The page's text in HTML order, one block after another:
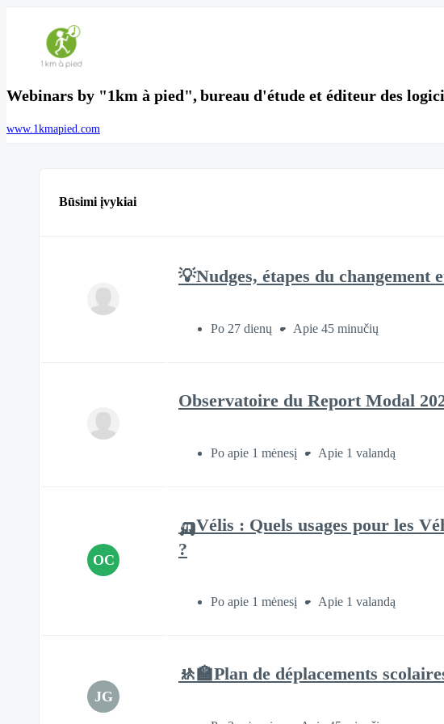
Webinars by "1km à pied", bureau d'étude et éditeur des
www.1kmapied.com
Būsimi įvykiai
💡Nudges, étapes du changement
Po 27 dienų Apie 45 minučių
Observatoire du Report Modal
Po apie 1 mėnesį Apie 1 valandą
OC
🛺Vélis : Quels usages pour les
?
Po apie 1 mėnesį Apie 1 valandą
JG
🚸🏫Plan de déplacements